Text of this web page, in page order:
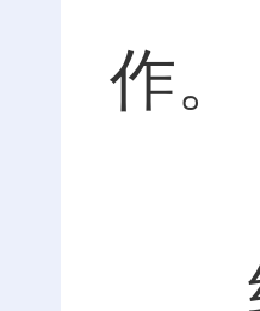
作。
组